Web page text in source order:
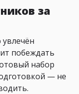
за
побеждать
набор
— не